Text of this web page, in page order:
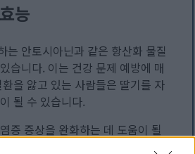
능
는 안토시아닌과 같은 항산화 물질
습니다. 이는 건강 문제 예방에 매
을 앓고 있는 사람들은 딸기를 자
될 수 있습니다.
증 증상을 완화하는 데 도움이 될